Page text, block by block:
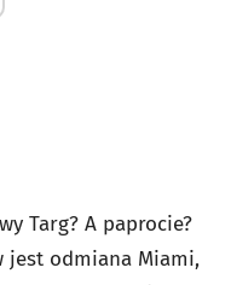
Targ? A paprocie?
jest odmiana Miami,